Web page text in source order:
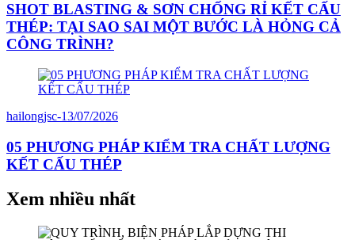
SHOT BLASTING & SƠN CHỐNG RỈ KẾT CẤU
THÉP: TẠI SAO SAI MỘT BƯỚC LÀ HỎNG CẢ
CÔNG TRÌNH?
hailongjsc-13/07/2026
05 PHƯƠNG PHÁP KIỂM TRA CHẤT LƯỢNG
KẾT CẤU THÉP
Xem nhiều nhất